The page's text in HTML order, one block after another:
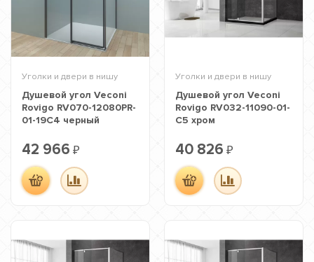
Уголки и двери в нишу
Душевой угол Veconi
Rovigo RV070-12080PR-
01-19C4 черный
42 966 ₽
Уголки и двери в нишу
Душевой угол Veconi
Rovigo RV032-11090-01-
C5 хром
40 826 ₽